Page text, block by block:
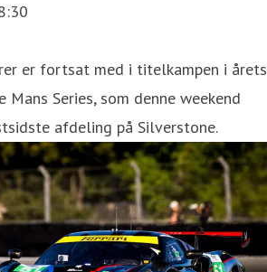
er fortsat med i titelkampen i årets
Mans Series, som denne weekend
afdeling på Silverstone.